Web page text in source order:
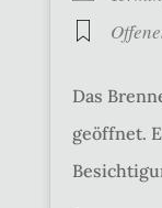
Das
geöffnet.